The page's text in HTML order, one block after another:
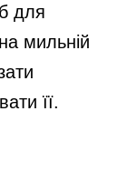
для
мильній
її.